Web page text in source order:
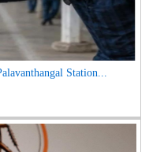
Station...